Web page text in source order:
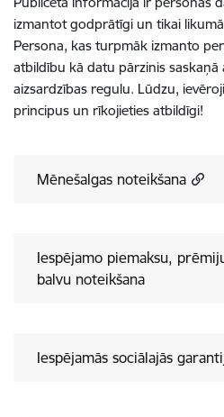
izmantot godprātīgi un tikai
Persona, kas turpmāk izmanto
atbildību kā datu pārzinis saskaņā
aizsardzības regulu. Lūdzu,
principus un rīkojieties atbildīgi!
Mēnešalgas noteikšana
Iespējamo piemaksu,
balvu noteikšana
Iespējamās sociālajās